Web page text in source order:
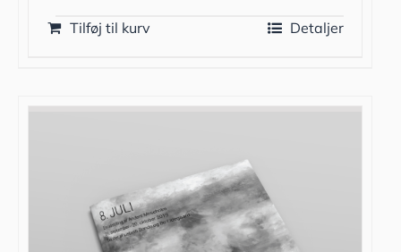
4.00
ud af 5
Tilføj til kurv Detaljer